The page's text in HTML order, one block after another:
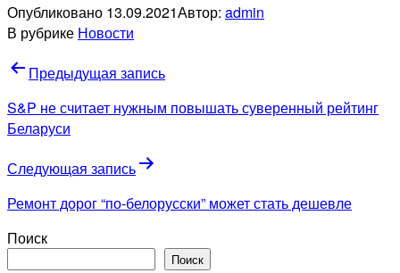
Опубликовано 13.09.2021Автор: admin
В рубрике Новости
Навигация
по
записям
Предыдущая запись
S&P не считает нужным повышать суверенный рейтинг
Беларуси
Следующая запись
Ремонт дорог “по-белорусски” может стать дешевле
Поиск
Поиск